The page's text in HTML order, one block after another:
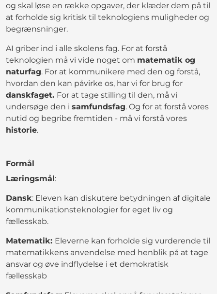
og skal løse en række opgaver, der klæder dem på til
at forholde sig kritisk til teknologiens muligheder og
begrænsninger.
AI griber ind i alle skolens fag. For at forstå
teknologien må vi vide noget om matematik og
naturfag. For at kommunikere med den og forstå,
hvordan den kan påvirke os, har vi for brug for
danskfaget. For at tage stilling til den, må vi
undersøge den i samfundsfag. Og for at forstå vores
nutid og begribe fremtiden - må vi forstå vores
historie.
Formål
Læringsmål:
Dansk: Eleven kan diskutere betydningen af digitale
kommunikationsteknologier for eget liv og
fællesskab.
Matematik: Eleverne kan forholde sig vurderende til
matematikkens anvendelse med henblik på at tage
ansvar og øve indflydelse i et demokratisk
fællesskab